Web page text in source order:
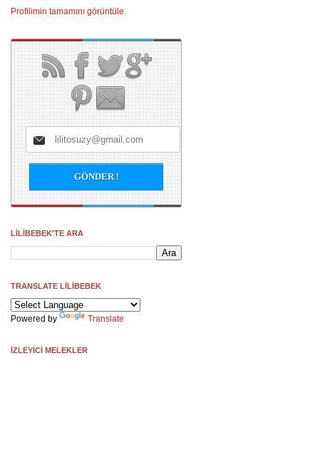
Profilimin tamamını görüntüle
LİLİBEBEK'TE ARA
TRANSLATE LİLİBEBEK
Powered by Translate
İZLEYİCİ MELEKLER